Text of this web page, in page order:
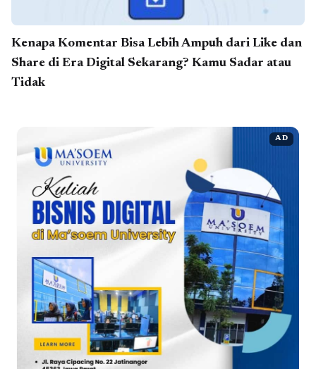
Kenapa Komentar Bisa Lebih Ampuh dari Like dan
Share di Era Digital Sekarang? Kamu Sadar atau
Tidak
AD